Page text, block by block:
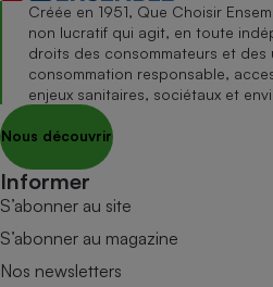
Créée en 1951, Que Choisir
non lucratif qui agit, en toute
droits des consommateurs et
consommation responsable,
enjeux sanitaires, sociétaux et
Nous découvrir
Informer
S’abonner au site
S’abonner au magazine
Nos newsletters